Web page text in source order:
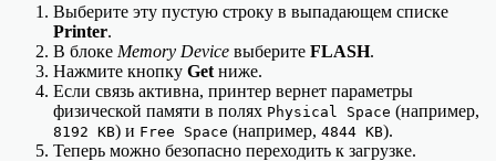
Выберите эту пустую строку в выпадающем списке
Printer.
В блоке Memory Device выберите FLASH.
Нажмите кнопку Get ниже.
Если связь активна, принтер вернет параметры
физической памяти в полях Physical Space (например,
8192 KB) и Free Space (например, 4844 KB).
Теперь можно безопасно переходить к загрузке.